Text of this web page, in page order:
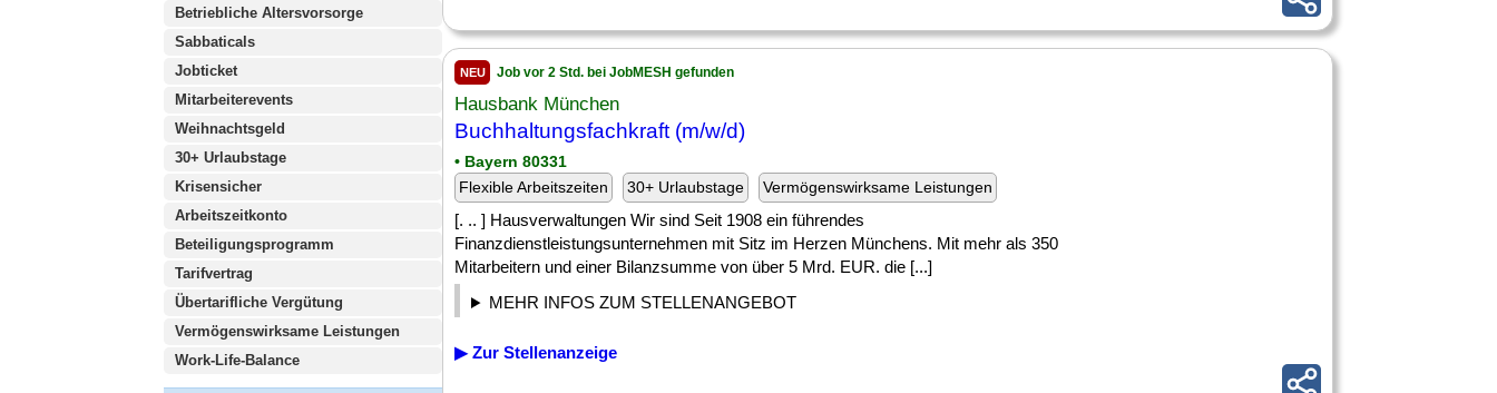
Betriebliche Altersvorsorge
Sabbaticals
Jobticket
Mitarbeiterevents
Weihnachtsgeld
30+ Urlaubstage
Krisensicher
Arbeitszeitkonto
Beteiligungsprogramm
Tarifvertrag
Übertarifliche Vergütung
Vermögenswirksame Leistungen
Work-Life-Balance
NEU Job vor 2 Std. bei JobMESH gefunden
Hausbank München
Buchhaltungsfachkraft (m/w/d)
• Bayern 80331
Flexible Arbeitszeiten
30+ Urlaubstage Vermögenswirksame Leistungen
[. .. ] Hausverwaltungen Wir sind Seit 1908 ein führendes
Finanzdienstleistungsunternehmen mit Sitz im Herzen Münchens. Mit mehr als 350
Mitarbeitern und einer Bilanzsumme von über 5 Mrd. EUR. die [...]
MEHR INFOS ZUM STELLENANGEBOT
▶ Zur Stellenanzeige